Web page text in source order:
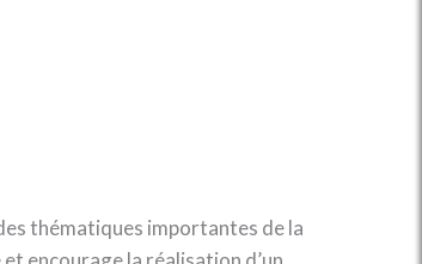
thématiques importantes de la